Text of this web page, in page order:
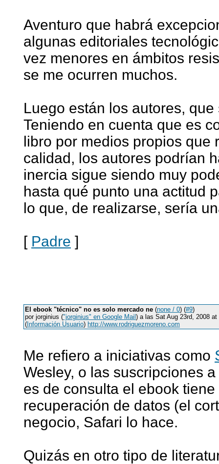
Aventuro que habrá
algunas editoriales
vez menores en ámbitos
se me ocurren muchos.
Luego están los autores,
Teniendo en cuenta que es
libro por medios propios que
calidad, los autores podrían
inercia sigue siendo muy
hasta qué punto una actitud
lo que, de realizarse, sería
[ Padre ]
El ebook "técnico" no es solo mercado ne (none / 0) (#9)
por jorginius ("jorginius" en Google Mail ) a las Sat Aug 23rd, 2008
( Información Usuario) http://www.rodriguezmoreno.com
Me refiero a iniciativas como
Wesley, o las suscripciones
es de consulta el ebook
recuperación de datos (el
negocio, Safari lo hace.
Quizás en otro tipo de